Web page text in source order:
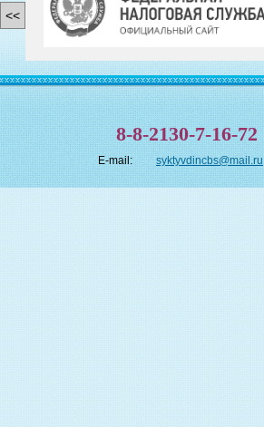
<<
8-8-2130-7-16-72
E-mail: syktyvdincbs@mail.ru